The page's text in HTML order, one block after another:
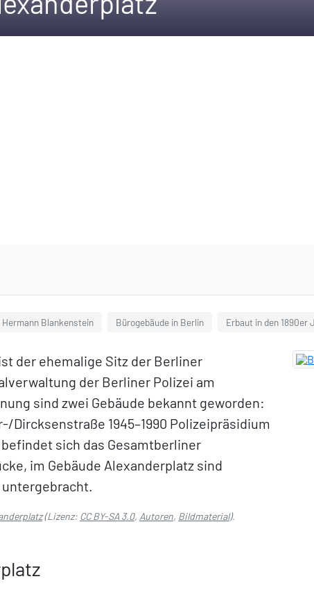
Blankenstein Bürogebäude in Berlin Erbaut in den 1890er
der ehemalige Sitz der Berliner
der Berliner Polizei am
sind zwei Gebäude bekannt geworden:
Dircksenstraße 1945–1990 Polizeipräsidium
sich das Gesamtberliner
im Gebäude Alexanderplatz sind
(Lizenz: CC BY-SA 3.0, Autoren, Bildmaterial).